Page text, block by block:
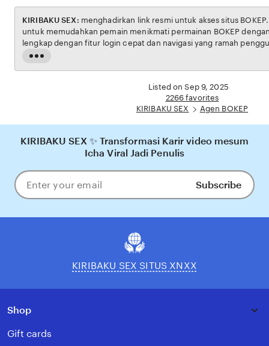
Read
the
KIRIBAKU SEX:
untuk memudahkan pemain menikmati permainan BOKEP dengan aman dan transparan,
lengkap dengan fitur login cepat dan navigasi yang ramah pengguna. Setiap transaksi
dijamin aman, sementara update hasil dan informasi permainan selalu tersedia secara real-
Listed on Sep 9, 2025
2266 favorites
KIRIBAKU SEX
Agen BOKEP
KIRIBAKU SEX ✨ Transformasi Karir video mesum
Icha Viral Jadi Penulis
Enter
your
Subscribe
KIRIBAKU SEX SITUS XNXX
Shop
Gift cards